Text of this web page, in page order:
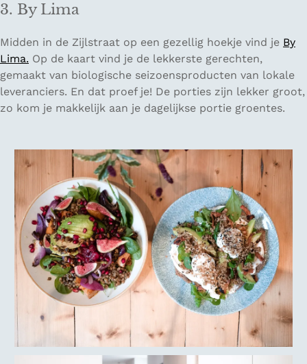
3. By Lima
Midden in de Zijlstraat op een gezellig hoekje vind je By
Lima. Op de kaart vind je de lekkerste gerechten,
gemaakt van biologische seizoensproducten van lokale
leveranciers. En dat proef je! De porties zijn lekker groot,
zo kom je makkelijk aan je dagelijkse portie groentes.